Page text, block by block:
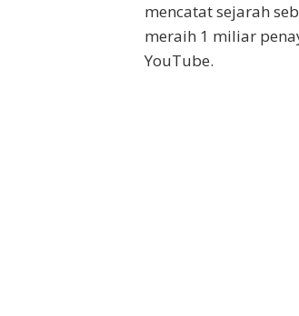
mencatat sejarah
meraih 1 miliar
YouTube.